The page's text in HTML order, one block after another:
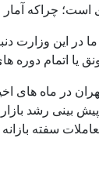
است؛ چراکه
در این
یا اتمام
قیمت مسکن در
بینی رشد
سفته